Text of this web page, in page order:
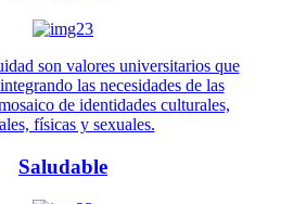
son valores universitarios que
las necesidades de las
de identidades culturales,
físicas y sexuales.
Saludable